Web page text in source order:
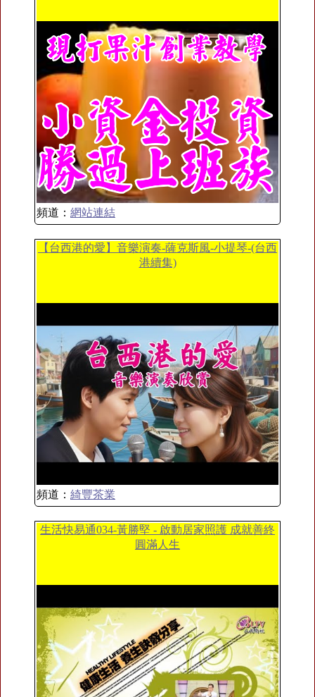
頻道： 網站連結
【台西港的愛】音樂演奏-薩克斯風-小提琴-(台西
港續集)
頻道： 綺豐茶業
生活快易通034-黃勝堅 - 啟動居家照護 成就善終
圓滿人生